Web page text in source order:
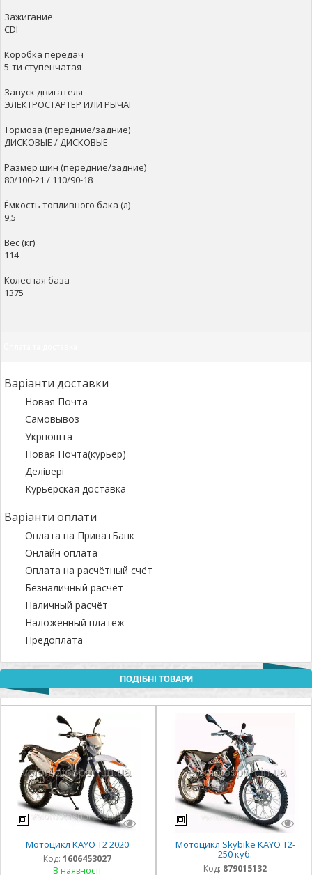
Зажигание
CDI
Коробка передач
5-ти ступенчатая
Запуск двигателя
ЭЛЕКТРОСТАРТЕР ИЛИ РЫЧАГ
Тормоза (передние/задние)
ДИСКОВЫЕ / ДИСКОВЫЕ
Размер шин (передние/задние)
80/100-21 / 110/90-18
Ёмкость топливного бака (л)
9,5
Вес (кг)
114
Колесная база
1375
Варіанти доставки
Новая Почта
Самовывоз
Укрпошта
Новая Почта(курьер)
Делівері
Курьерская доставка
Варіанти оплати
Оплата на ПриватБанк
Онлайн оплата
Оплата на расчётный счёт
Безналичный расчёт
Наличный расчёт
Наложенный платеж
Предоплата
ПОДІБНІ ТОВАРИ
Мотоцикл KAYO T2 2020
Код: 1606453027
В наявності
Мотоцикл Skybike KAYO T2-
250 куб.
Код: 879015132